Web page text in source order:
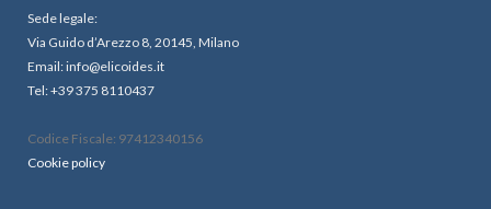
Sede legale:
Via Guido d’Arezzo 8, 20145, Milano
Email: info@elicoides.it
Tel: +39 375 8110437
Codice Fiscale: 97412340156
Cookie policy